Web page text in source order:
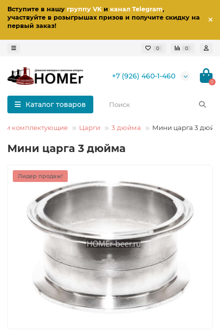
Вступите в нашу группу VKи канал Telegram,
участвуйте в розыгрышах призов и получите скидку на
первый заказ!
0 0
+7 (926) 460-1-460
0
Каталог товаров
и комплектующие Царги 3 дюйма Мини царга 3
Мини царга 3 дюйма
Лидер продаж!